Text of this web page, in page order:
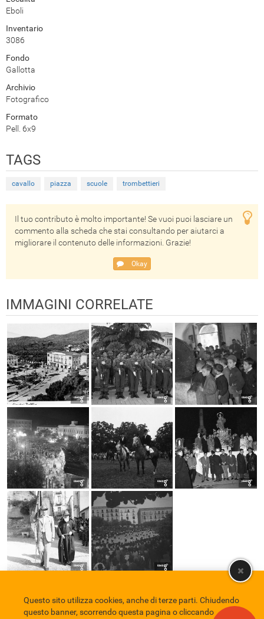
Eboli
Inventario
3086
Fondo
Gallotta
Archivio
Fotografico
Formato
Pell. 6x9
TAGS
cavallo piazza scuole trombettieri
Il tuo contributo è molto importante! Se vuoi puoi lasciare un
commento alla scheda che stai consultando per aiutarci a
migliorare il contenuto delle informazioni. Grazie!
Okay
IMMAGINI CORRELATE
Comune di Eboli Servizio Bibliotecario Nazionale
Privacy policy
Questo sito utilizza cookies, anche di terze parti. Chiudendo
questo banner, scorrendo questa pagina o cliccando